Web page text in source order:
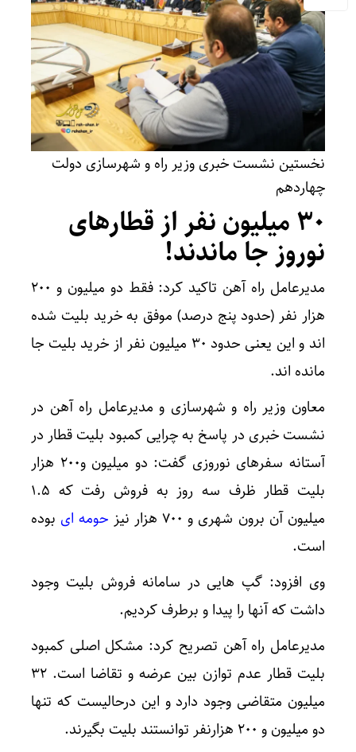
نخستین نشست خبری وزیر راه و شهرسازی دولت
چهاردهم
۳۰ میلیون نفر از قطارهای
نوروز جا ماندند!
مدیرعامل راه آهن تاکید کرد: فقط دو میلیون و ۲۰۰
هزار نفر (حدود پنج درصد) موفق به خرید بلیت شده
اند و این یعنی حدود ۳۰ میلیون نفر از خرید بلیت جا
مانده اند.
معاون وزیر راه و شهرسازی و مدیرعامل راه آهن در
نشست خبری در پاسخ به چرایی کمبود بلیت قطار در
آستانه سفرهای نوروزی گفت: دو میلیون و۲۰۰ هزار
بلیت قطار ظرف سه روز به فروش رفت که ۱.۵
میلیون آن برون شهری و ۷۰۰ هزار نیز
حومه ای بوده
است.
وی افزود: گپ هایی در سامانه فروش بلیت وجود
داشت که آنها را پیدا و برطرف کردیم.
مدیرعامل راه آهن تصریح کرد: مشکل اصلی کمبود
بلیت قطار عدم توازن بین عرضه و تقاضا است. ۳۲
میلیون متقاضی وجود دارد و این درحالیست که تنها
دو میلیون و ۲۰۰ هزارنفر توانستند بلیت بگیرند.